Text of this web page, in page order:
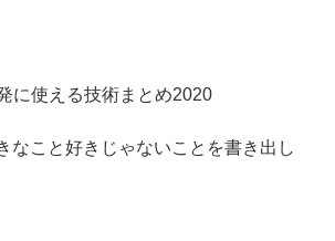
に使える技術まとめ2020
なこと好きじゃないことを書き出し